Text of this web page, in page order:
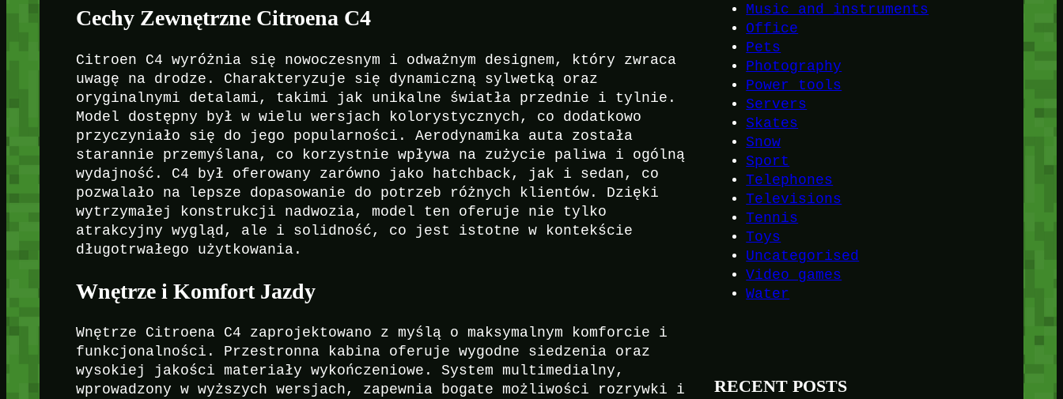
Cechy Zewnętrzne Citroena C4
Citroen C4 wyróżnia się nowoczesnym i odważnym designem, który zwraca
uwagę na drodze. Charakteryzuje się dynamiczną sylwetką oraz
oryginalnymi detalami, takimi jak unikalne światła przednie i tylnie.
Model dostępny był w wielu wersjach kolorystycznych, co dodatkowo
przyczyniało się do jego popularności. Aerodynamika auta została
starannie przemyślana, co korzystnie wpływa na zużycie paliwa i ogólną
wydajność. C4 był oferowany zarówno jako hatchback, jak i sedan, co
pozwalało na lepsze dopasowanie do potrzeb różnych klientów. Dzięki
wytrzymałej konstrukcji nadwozia, model ten oferuje nie tylko
atrakcyjny wygląd, ale i solidność, co jest istotne w kontekście
długotrwałego użytkowania.
Wnętrze i Komfort Jazdy
Wnętrze Citroena C4 zaprojektowano z myślą o maksymalnym komforcie i
funkcjonalności. Przestronna kabina oferuje wygodne siedzenia oraz
wysokiej jakości materiały wykończeniowe. System multimedialny,
wprowadzony w wyższych wersjach, zapewnia bogate możliwości rozrywki i
Music and instruments
Office
Pets
Photography
Power tools
Servers
Skates
Snow
Sport
Telephones
Televisions
Tennis
Toys
Uncategorised
Video games
Water
RECENT POSTS